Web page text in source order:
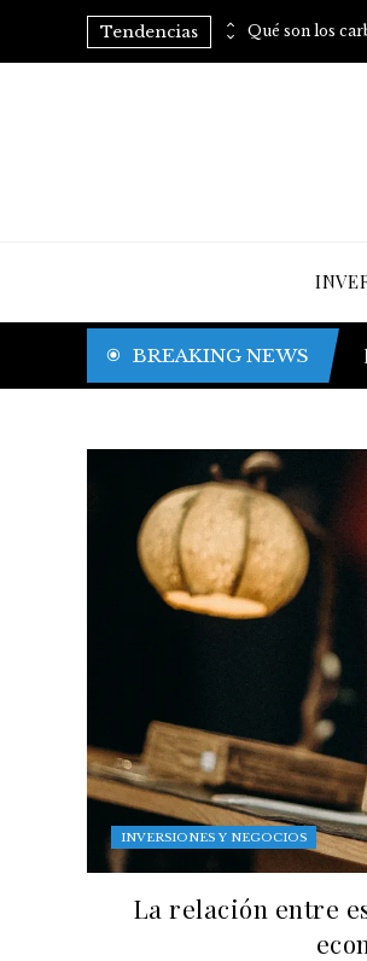
Tendencias Consumo regular de arroz: vitaminas B para mejorar tu metabolismo
BREAKING NEWS
INVERSIONES Y NEGOCIOS
La relación entre